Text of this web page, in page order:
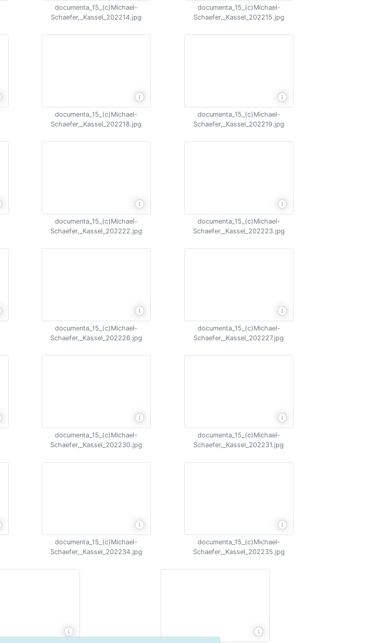
documenta_15_(c)Michael-
Schaefer,_Kassel_202214.jpg
documenta_15_(c)Michael-
Schaefer,_Kassel_202215.jpg
documenta_15_(c)Michael-
Schaefer,_Kassel_202218.jpg
documenta_15_(c)Michael-
Schaefer,_Kassel_202219.jpg
documenta_15_(c)Michael-
Schaefer,_Kassel_202222.jpg
documenta_15_(c)Michael-
Schaefer,_Kassel_202223.jpg
documenta_15_(c)Michael-
Schaefer,_Kassel_202226.jpg
documenta_15_(c)Michael-
Schaefer,_Kassel_202227.jpg
documenta_15_(c)Michael-
Schaefer,_Kassel_202230.jpg
documenta_15_(c)Michael-
Schaefer,_Kassel_202231.jpg
documenta_15_(c)Michael-
Schaefer,_Kassel_202234.jpg
documenta_15_(c)Michael-
Schaefer,_Kassel_202235.jpg